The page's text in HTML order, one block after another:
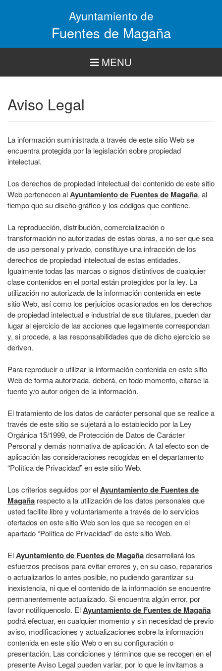
Ayuntamiento de
Fuentes de Magaña
MENU
Aviso Legal
La información suministrada a través de este sitio Web se
encuentra protegida por la legislación sobre propiedad
intelectual.
Los derechos de propiedad intelectual del contenido de este sitio
Web pertenecen alAyuntamiento de Fuentes de Magaña, al
tiempo que su diseño gráfico y los códigos que contiene.
La reproducción, distribución, comercialización o
transformación no autorizadas de estas obras, a no ser que sea
de uso personal y privado, constituye una infracción de los
derechos de propiedad intelectual de estas entidades.
Igualmente todas las marcas o signos distintivos de cualquier
clase contenidos en el portal están protegidos por la ley. La
utilización no autorizada de la información contenida en este
sitio Web, así como los perjuicios ocasionados en los derechos
de propiedad intelectual e industrial de sus titulares, pueden dar
lugar al ejercicio de las acciones que legalmente correspondan
y, si procede, a las responsabilidades que de dicho ejercicio se
deriven.
Para reproducir o utilizar la información contenida en este sitio
Web de forma autorizada, deberá, en todo momento, citarse la
fuente y/o autor origen de la información.
El tratamiento de los datos de carácter personal que se realice a
través de este sitio se sujetará a lo establecido por la Ley
Orgánica 15/1999, de Protección de Datos de Carácter
Personal y demás normativa de aplicación. A tal efecto son de
aplicación las consideraciones recogidas en el departamento
“Política de Privacidad” en este sitio Web.
Los criterios seguidos por elAyuntamiento de Fuentes de
Magaña respecto a la utilización de los datos personales que
usted facilite libre y voluntariamente a través de lo servicios
ofertados en este sitio Web son los que se recogen en el
apartado “Política de Privacidad” de este sitio Web.
ElAyuntamiento de Fuentes de Magañadesarrollará los
esfuerzos precisos para evitar errores y, en su caso, repararlos
o actualizarlos lo antes posible, no pudiendo garantizar su
inexistencia, ni que el contenido de la información se encuentre
permanentemente actualizado. Si encuentra algún error, por
favor notifíquenoslo. ElAyuntamiento de Fuentes de Magaña
podrá efectuar, en cualquier momento y sin necesidad de previo
aviso, modificaciones y actualizaciones sobre la información
contenida en este sitio Web o en su configuración o
presentación. Las condiciones y términos que se recogen en el
presente Aviso Legal pueden variar, por lo que le invitamos a